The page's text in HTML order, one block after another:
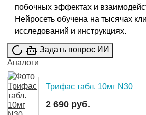
побочных эффектах и
Нейросеть обучена на тысячах
исследований и инструкциях.
Задать вопрос ИИ
Аналоги
Трифас табл. 10мг N30
2 690 руб.